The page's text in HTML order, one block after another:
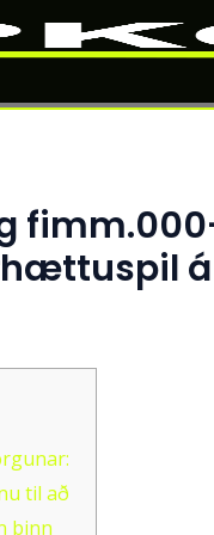
til að
þinn